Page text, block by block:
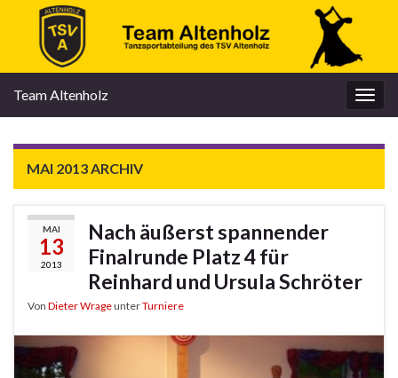
Team Altenholz
MAI 2013ARCHIV
MAI
13
2013
Nach äußerst spannender
Finalrunde Platz 4 für
Reinhard und Ursula Schröter
Von Dieter WrageunterTurniere